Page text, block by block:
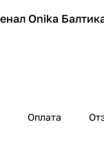
Onika
Оплата